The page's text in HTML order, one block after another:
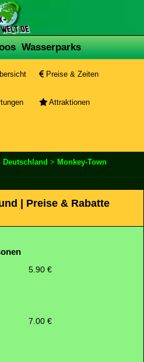
Wasserparks
Preise & Zeiten
Attraktionen
Deutschland > Monkey-Town
| Preise & Rabatte
5.90 €
7.00 €